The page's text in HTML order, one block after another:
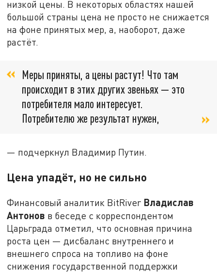
низкой цены. В некоторых областях нашей
большой страны цена не просто не снижается
на фоне принятых мер, а, наоборот, даже
растёт.
Меры приняты, а цены растут! Что там
происходит в этих других звеньях — это
потребителя мало интересует.
Потребителю же результат нужен,
— подчеркнул Владимир Путин.
Цена упадёт, но не сильно
Финансовый аналитик BitRiver Владислав
Антонов в беседе с корреспондентом
Царьграда отметил, что основная причина
роста цен — дисбаланс внутреннего и
внешнего спроса на топливо на фоне
снижения государственной поддержки